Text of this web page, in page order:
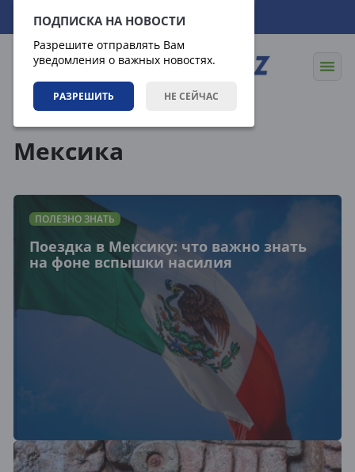
ПОДПИСКА НА НОВОСТИ
Разрешите отправлять Вам
уведомления о важных новостях.
РАЗРЕШИТЬ НЕ СЕЙЧАС
08.08.2026 09:53:22
Мексика
ПОЛЕЗНО ЗНАТЬ
Поездка в Мексику: что важно знать
на фоне вспышки насилия